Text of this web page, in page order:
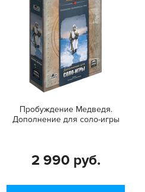
Пробуждение Медведя.
Дополнение для соло-игры
2 990 руб.